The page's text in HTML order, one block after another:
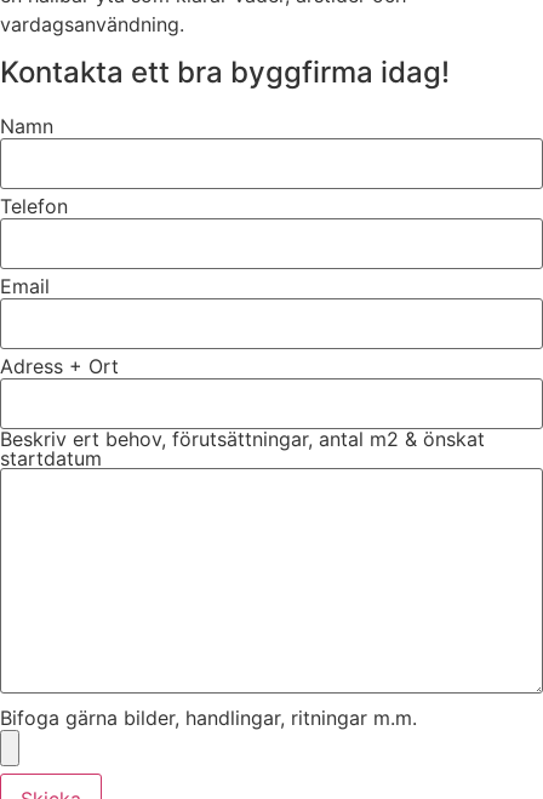
vardagsanvändning.
Kontakta ett bra byggfirma idag!
Namn
Telefon
Email
Adress + Ort
Beskriv ert behov, förutsättningar, antal m2 & önskat
startdatum
Bifoga gärna bilder, handlingar, ritningar m.m.